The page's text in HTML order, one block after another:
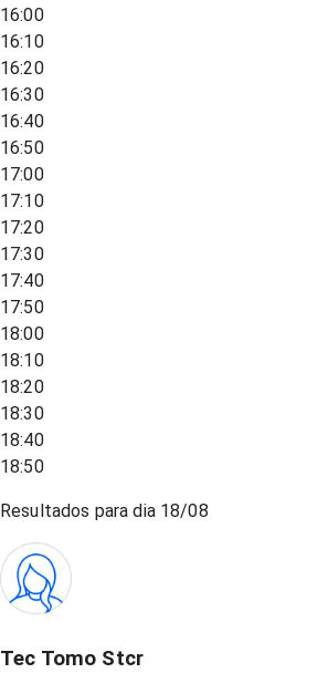
16:00
16:10
16:20
16:30
16:40
16:50
17:00
17:10
17:20
17:30
17:40
17:50
18:00
18:10
18:20
18:30
18:40
18:50
Resultados para dia 18/08
Tec Tomo Stcr